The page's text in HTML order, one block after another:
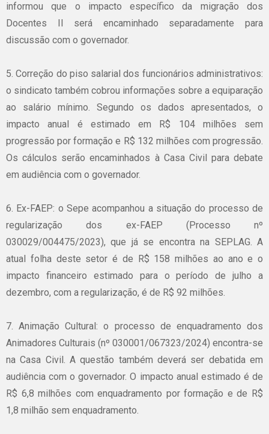
informou que o impacto específico da migração dos
Docentes II será encaminhado separadamente para
discussão com o governador.
5. Correção do piso salarial dos funcionários administrativos:
o sindicato também cobrou informações sobre a equiparação
ao salário mínimo. Segundo os dados apresentados, o
impacto anual é estimado em R$ 104 milhões sem
progressão por formação e R$ 132 milhões com progressão.
Os cálculos serão encaminhados à Casa Civil para debate
em audiência com o governador.
6. Ex-FAEP: o Sepe acompanhou a situação do processo de
regularização dos ex-FAEP (Processo nº
030029/004475/2023), que já se encontra na SEPLAG. A
atual folha deste setor é de R$ 158 milhões ao ano e o
impacto financeiro estimado para o período de julho a
dezembro, com a regularização, é de R$ 92 milhões.
7. Animação Cultural: o processo de enquadramento dos
Animadores Culturais (nº 030001/067323/2024) encontra-se
na Casa Civil. A questão também deverá ser debatida em
audiência com o governador. O impacto anual estimado é de
R$ 6,8 milhões com enquadramento por formação e de R$
1,8 milhão sem enquadramento.